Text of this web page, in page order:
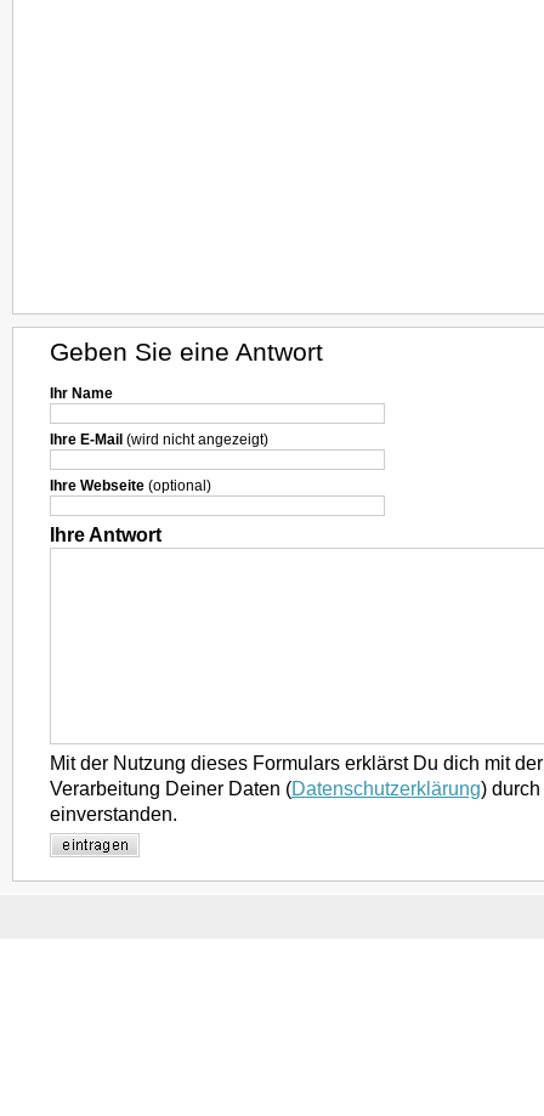
Geben Sie eine Antwort
Ihr Name
Ihre E-Mail (wird nicht angezeigt)
Ihre Webseite (optional)
Ihre Antwort
Mit der Nutzung dieses Formulars erklärst Du dich mit
Verarbeitung Deiner Daten (Datenschutzerklärung)
einverstanden.